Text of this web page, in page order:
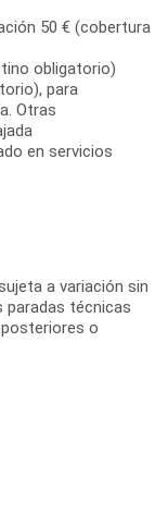
50 € (cobertura
obligatorio)
para
Otras
en servicios
a variación sin
paradas técnicas
o